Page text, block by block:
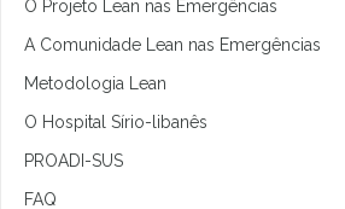
O Projeto Lean nas Emergências
A Comunidade Lean nas Emergências
Metodologia Lean
O Hospital Sírio-libanês
PROADI-SUS
FAQ